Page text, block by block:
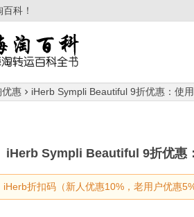
科！
优惠 iHerb Sympli Beautiful 9折优惠：使
iHerb Sympli Beautiful 9折优惠
iHerb折扣码（新人优惠10%，老用户优惠